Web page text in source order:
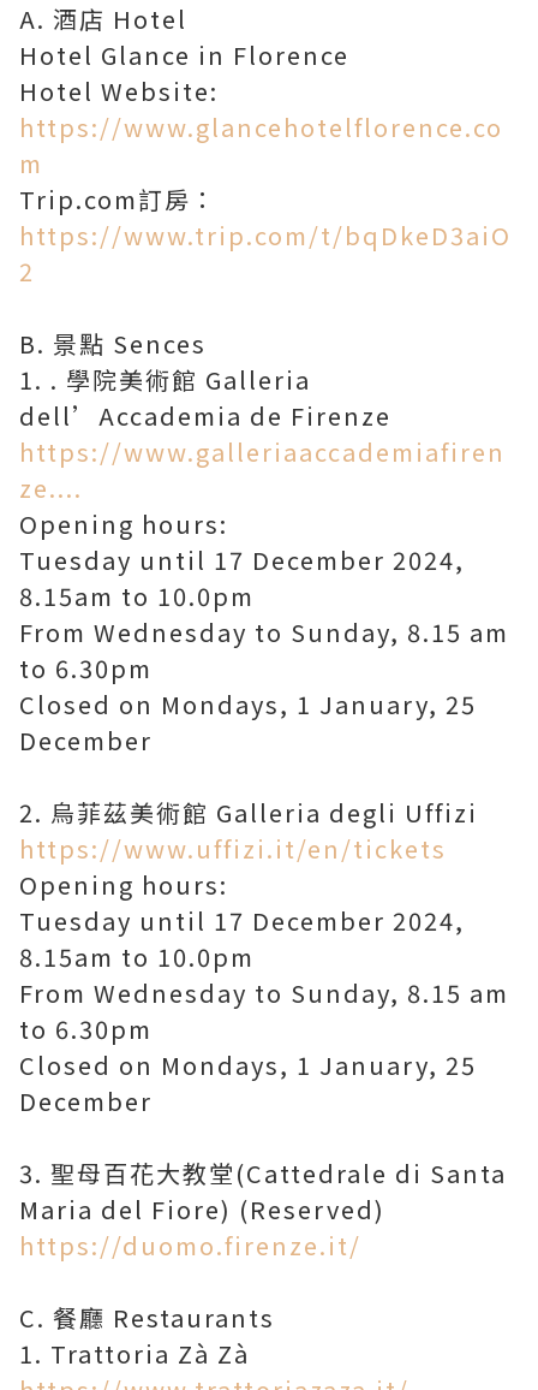
A. 酒店 Hotel
Hotel Glance in Florence
Hotel Website:
https://www.glancehotelflorence.co
m
Trip.com訂房：
https://www.trip.com/t/bqDkeD3aiO
2
B. 景點 Sences
1. . 學院美術館 Galleria
https://www.galleriaaccademiafiren
ze....
Opening hours:
Tuesday until 17 December 2024,
8.15am to 10.0pm
From Wednesday to Sunday, 8.15 am
to 6.30pm
Closed on Mondays, 1 January, 25
December
https://www.uffizi.it/en/tickets
Opening hours:
Tuesday until 17 December 2024,
8.15am to 10.0pm
From Wednesday to Sunday, 8.15 am
to 6.30pm
Closed on Mondays, 1 January, 25
December
3. 聖母百花大教堂(Cattedrale di Santa
https://duomo.firenze.it/
C. 餐廳 Restaurants